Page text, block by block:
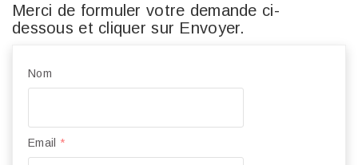
Merci de formuler votre demande ci-
dessous et cliquer sur Envoyer.
Nom
Email *